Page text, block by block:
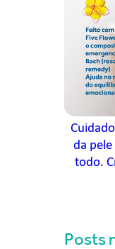
da
todo.
Posts